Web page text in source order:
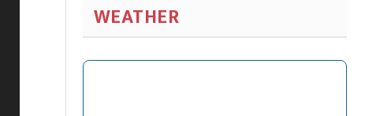
WEATHER